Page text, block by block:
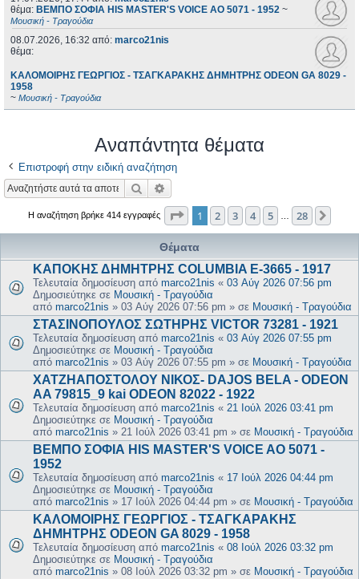
θέμα: ΒΕΜΠΟ ΣΟΦΙΑ HIS MASTER'S VOICE AO 5071 - 1952 ~
Μουσική - Τραγούδια
08.07.2026, 16:32 από: marco21nis
θέμα:
ΚΑΛΟΜΟΙΡΗΣ ΓΕΩΡΓΙΟΣ - ΤΣΑΓΚΑΡΑΚΗΣ ΔΗΜΗΤΡΗΣ ODEON GA 8029 -
1958
~ Μουσική - Τραγούδια
Αναπάντητα θέματα
Επιστροφή στην ειδική αναζήτηση
Αναζήτηση
Η αναζήτηση βρήκε 414 εγγραφές Σελίδα από28
1 2 3 4 5 28
Θέματα
ΚΑΠΟΚΗΣ ΔΗΜΗΤΡΗΣ COLUMBIA E-3665 - 1917
Τελευταία δημοσίευση από marco21nis « 03 Αύγ 2026 07:56 pm
Δημοσιεύτηκε σε Μουσική - Τραγούδια
από marco21nis » 03 Αύγ 2026 07:56 pm » σε Μουσική - Τραγούδια
ΣΤΑΣΙΝΟΠΟΥΛΟΣ ΣΩΤΗΡΗΣ VICTOR 73281 - 1921
Τελευταία δημοσίευση από marco21nis « 03 Αύγ 2026 07:55 pm
Δημοσιεύτηκε σε Μουσική - Τραγούδια
από marco21nis » 03 Αύγ 2026 07:55 pm » σε Μουσική - Τραγούδια
ΧΑΤΖΗΑΠΟΣΤΟΛΟΥ ΝΙΚΟΣ- DAJOS BELA - ODEON
AA 79815_9 kai ODEON 82022 - 1922
Τελευταία δημοσίευση από marco21nis « 21 Ιούλ 2026 03:41 pm
Δημοσιεύτηκε σε Μουσική - Τραγούδια
από marco21nis » 21 Ιούλ 2026 03:41 pm » σε Μουσική - Τραγούδια
ΒΕΜΠΟ ΣΟΦΙΑ HIS MASTER'S VOICE AO 5071 -
1952
Τελευταία δημοσίευση από marco21nis « 17 Ιούλ 2026 04:44 pm
Δημοσιεύτηκε σε Μουσική - Τραγούδια
από marco21nis » 17 Ιούλ 2026 04:44 pm » σε Μουσική - Τραγούδια
ΚΑΛΟΜΟΙΡΗΣ ΓΕΩΡΓΙΟΣ - ΤΣΑΓΚΑΡΑΚΗΣ
ΔΗΜΗΤΡΗΣ ODEON GA 8029 - 1958
Τελευταία δημοσίευση από marco21nis « 08 Ιούλ 2026 03:32 pm
Δημοσιεύτηκε σε Μουσική - Τραγούδια
από marco21nis » 08 Ιούλ 2026 03:32 pm » σε Μουσική - Τραγούδια